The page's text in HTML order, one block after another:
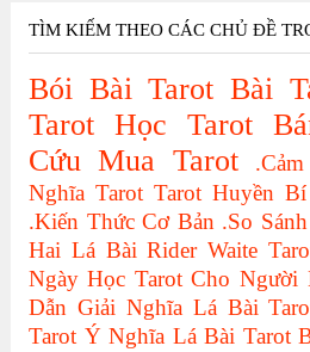
TÌM KIẾM THEO CÁC CHỦ ĐỀ
Bói Bài Tarot Bài
Tarot Học Tarot
Cứu Mua Tarot
Nghĩa Tarot Tarot Huyền Bí
.Kiến Thức Cơ Bản .So
Hai Lá Bài Rider Waite
Ngày Học Tarot Cho Người
Dẫn Giải Nghĩa Lá Bài
Tarot Ý Nghĩa Lá Bài Tarot